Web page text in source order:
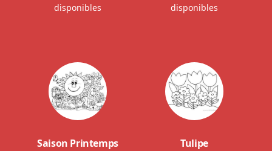
disponibles
disponibles
Saison Printemps Tulipe